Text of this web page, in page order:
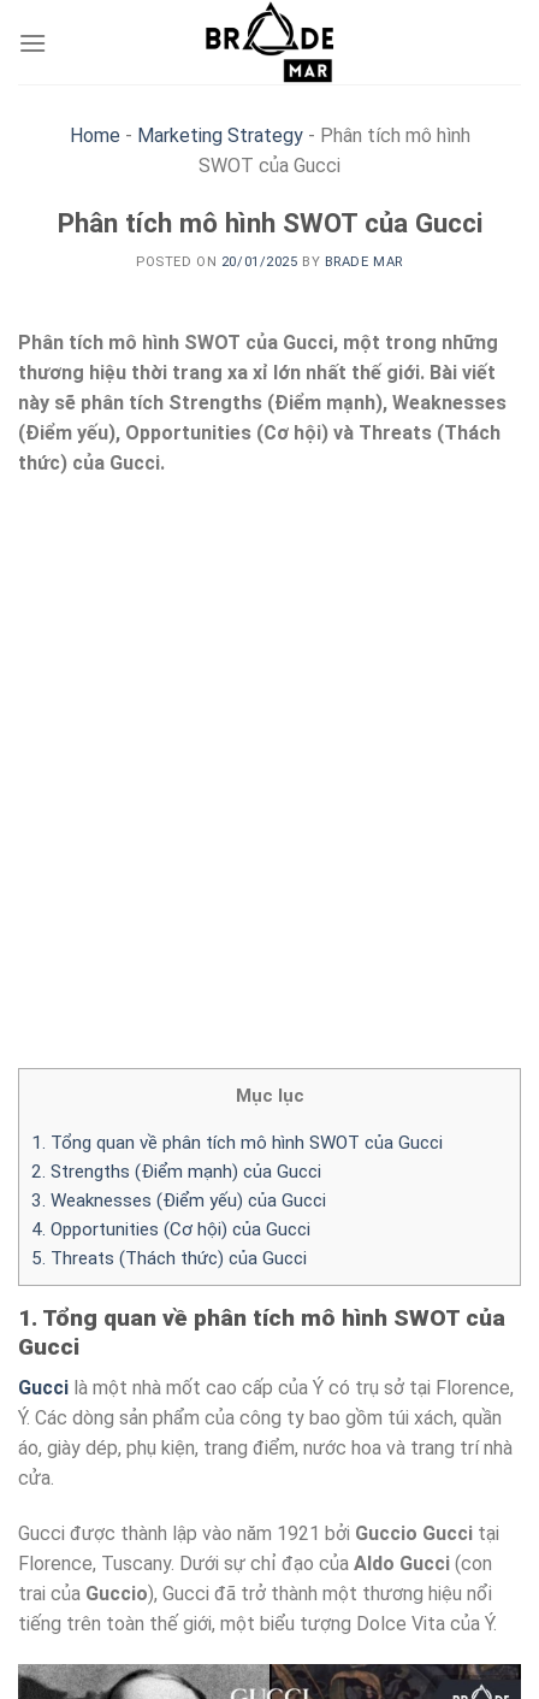
Home - Marketing Strategy- Phân tích mô hình
SWOT của Gucci
Phân tích mô hình SWOT của Gucci
POSTED ON 20/01/2025 BY BRADE MAR
Phân tích mô hình SWOT của Gucci, một trong những
thương hiệu thời trang xa xỉ lớn nhất thế giới. Bài viết
này sẽ phân tích Strengths (Điểm mạnh), Weaknesses
(Điểm yếu), Opportunities (Cơ hội) và Threats (Thách
thức) của Gucci.
Mục lục
1. Tổng quan về phân tích mô hình SWOT của Gucci
2. Strengths (Điểm mạnh) của Gucci
3. Weaknesses (Điểm yếu) của Gucci
4. Opportunities (Cơ hội) của Gucci
5. Threats (Thách thức) của Gucci
1. Tổng quan về phân tích mô hình SWOT của
Gucci
Gucci là một nhà mốt cao cấp của Ý có trụ sở tại Florence,
Ý. Các dòng sản phẩm của công ty bao gồm túi xách, quần
áo, giày dép, phụ kiện, trang điểm, nước hoa và trang trí nhà
cửa.
Gucci được thành lập vào năm 1921 bởi Guccio Gucci tại
Florence, Tuscany. Dưới sự chỉ đạo của Aldo Gucci (con
trai của Guccio), Gucci đã trở thành một thương hiệu nổi
tiếng trên toàn thế giới, một biểu tượng Dolce Vita của Ý.